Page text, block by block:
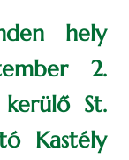
hely
2.
St.
Kastély